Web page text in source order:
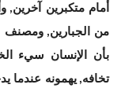
أمام متكبرين آخرين,
من الجبارين,ومصنف
بأن الإنسان سيء
تخافه,يهمونه عندما